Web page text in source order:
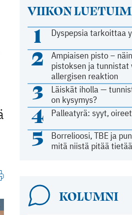
VIIKON
1 Dyspepsia tarkoittaa
2
Ampiaisen pisto –
pistoksen ja tunnistat
allergisen reaktion
3
Läiskät iholla —
on kysymys?
4 Palleatyrä: syyt,
5
Borrelioosi, TBE ja
mitä niistä pitää
KOLUMNI